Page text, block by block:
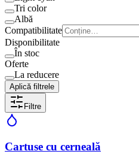
Tri color
Albă
Compatibilitate
Disponibilitate
În stoc
Oferte
La reducere
Aplică filtrele
Filtre
Cartuse cu cerneală